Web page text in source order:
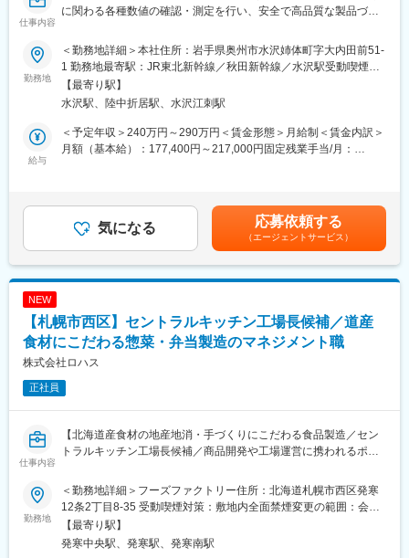
食品に使用されており、携わった製品がどのような形で流通し、
■当社について：
当社は、天然カルシウムをはじめとするミネラル類や天然由来の
機能性食品素材、有機質肥料の提供を通じて、食品分野を中心に
国内で最も厳しいお客様の品質要求に応えてまいりました。
創業から76年、天産由来の原料にこだわり続け、今後も市場が求
める要求にお応えし、唯一無二の高品質素材の安定供給を目指し
持続可能な供給環境にある原料を使い、素材の観点から地球の健
康に配慮し、商品の観点から人々の健康を高めるため、当社の技
です。
仕事内容
に関わる各種数値の確認・測定を行い、安全で高品質な製品づく
や改善提案を行い、品質管理体制の維持・向上にも携わっていた
だきます。
■業務内容
製造している商品の品質に関わる数値の確認、測定作業及び衛生
度の確認他不随する業務に従事していただきます。
・製造機器の数値確認、記録
・製品の品質確認、測定
■当社の特徴：
当社は、1985年に株式会社田村米菓岩手工場としてスタートし、
30年以上奥州市に根差して食品製造を行っております。現在は、
「作るは心、菓子は夢」をモットーに田村米菓グループ全体で、
安全、安心、健康を基本理念として米菓、煎餅をはじめとする多
彩な和洋菓子の製造・販売を行い、こだわりの自社ブランド商品
勤務地
＜勤務地詳細＞本社住所：岩手県奥州市水沢姉体町字大内田前51-
1 勤務地最寄駅：JR東北新幹線／秋田新幹線／水沢駅受動喫煙対
策：屋内全面禁煙変更の範囲：無
【最寄り駅】
水沢駅、陸中折居駅、水沢江刺駅
給与
＜予定年収＞240万円～290万円＜賃金形態＞月給制＜賃金内訳＞
月額（基本給）：177,400円～217,000円固定残業手当/月：
目安の金額であり、選考を通じて上下する可能性があります。月
給(月額)は固定手当を含めた表記です。
気になる 応募依頼する
（エージェントサービス）
NEW
【札幌市西区】セントラルキッチン工場長候補／道産
食材にこだわる惣菜・弁当製造のマネジメント職
株式会社ロハス
正社員
仕事内容
【北海道産食材の地産地消・手づくりにこだわる食品製造／セン
トラルキッチン工場長候補／商品開発や工場運営に携われるポジ
■業務概要
当社直営飲食店や弁当チェーンなどで提供する各種商品の製造・
品質管理を担うセントラルキッチンにて、工場運営全般をお任せ
します。具体的には製造ラインのマネジメント、衛生管理、シフ
勤務地
＜勤務地詳細＞フーズファクトリー住所：北海道札幌市西区発寒
12条2丁目8-35 受動喫煙対策：敷地内全面禁煙変更の範囲：会社
の定める事業所
【最寄り駅】
発寒中央駅、発寒駅、発寒南駅